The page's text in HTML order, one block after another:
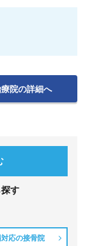
院の詳細へ
す
応の接骨院